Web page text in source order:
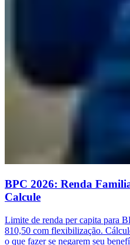
BPC 2026: Renda
Calcule
Limite de renda per capita para
810,50 com flexibilização.
o que fazer se negarem seu